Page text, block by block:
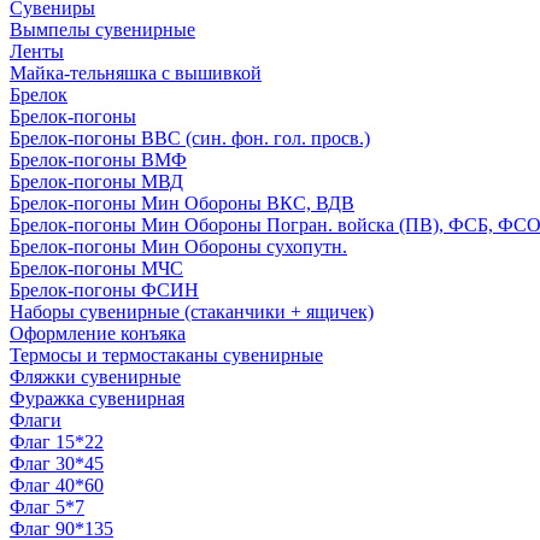
Сувениры
Вымпелы сувенирные
Ленты
Майка-тельняшка с вышивкой
Брелок
Брелок-погоны
Брелок-погоны ВВС (син. фон. гол. просв.)
Брелок-погоны ВМФ
Брелок-погоны МВД
Брелок-погоны Мин Обороны ВКС, ВДВ
Брелок-погоны Мин Обороны Погран. войска (ПВ), ФСБ, ФСО
Брелок-погоны Мин Обороны сухопутн.
Брелок-погоны МЧС
Брелок-погоны ФСИН
Наборы сувенирные (стаканчики + ящичек)
Оформление конъяка
Термосы и термостаканы сувенирные
Фляжки сувенирные
Фуражка сувенирная
Флаги
Флаг 15*22
Флаг 30*45
Флаг 40*60
Флаг 5*7
Флаг 90*135